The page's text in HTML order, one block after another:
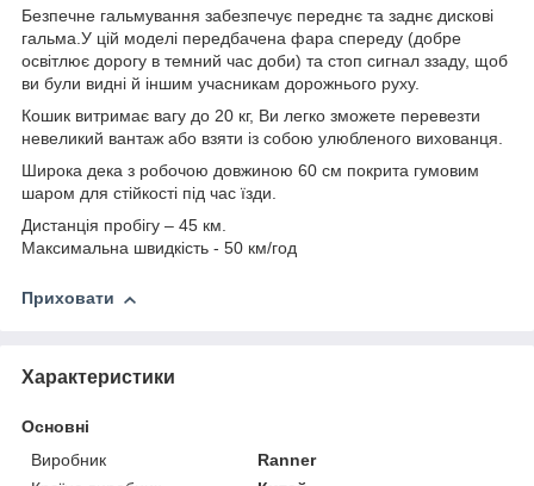
Безпечне гальмування забезпечує переднє та заднє дискові
гальма.У цій моделі передбачена фара спереду (добре
освітлює дорогу в темний час доби) та стоп сигнал ззаду, щоб
ви були видні й іншим учасникам дорожнього руху.
Кошик витримає вагу до 20 кг, Ви легко зможете перевезти
невеликий вантаж або взяти із собою улюбленого вихованця.
Широка дека з робочою довжиною 60 см покрита гумовим
шаром для стійкості під час їзди.
Дистанція пробігу – 45 км.
Максимальна швидкість - 50 км/год
Приховати
Характеристики
Основні
Виробник
Ranner